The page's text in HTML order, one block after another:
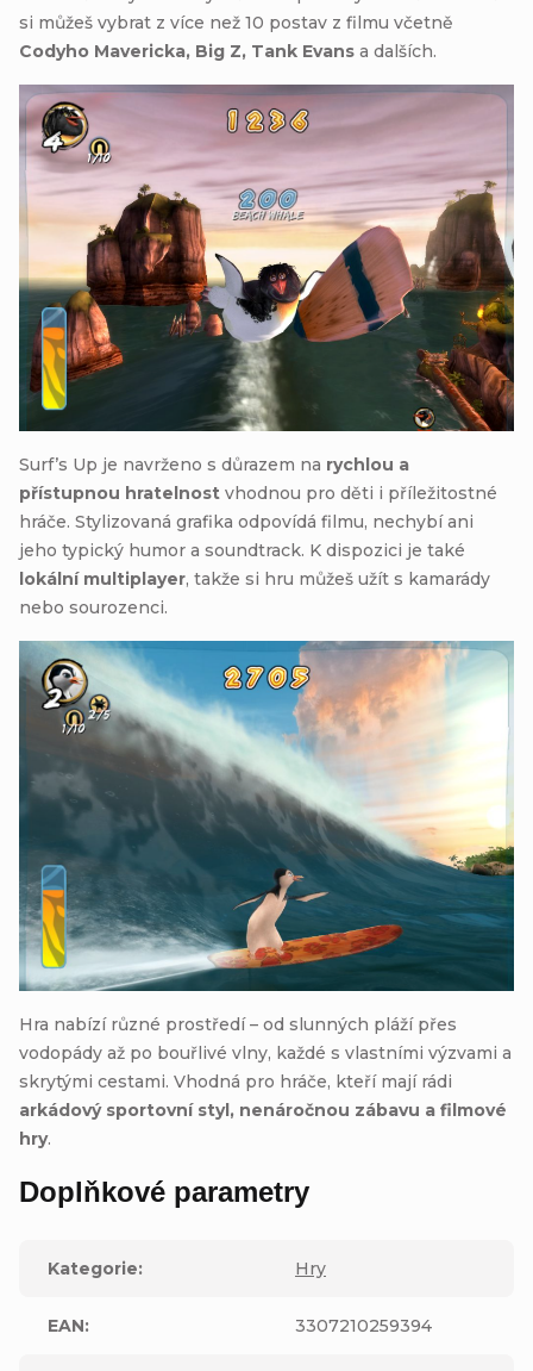
si můžeš vybrat z více než 10 postav z filmu včetně
Codyho Mavericka, Big Z, Tank Evans a dalších.
Surf’s Up je navrženo s důrazem na rychlou a
přístupnou hratelnost vhodnou pro děti i příležitostné
hráče. Stylizovaná grafika odpovídá filmu, nechybí ani
jeho typický humor a soundtrack. K dispozici je také
lokální multiplayer, takže si hru můžeš užít s kamarády
nebo sourozenci.
Hra nabízí různé prostředí – od slunných pláží přes
vodopády až po bouřlivé vlny, každé s vlastními výzvami a
skrytými cestami. Vhodná pro hráče, kteří mají rádi
arkádový sportovní styl, nenáročnou zábavu a filmové
hry.
Doplňkové parametry
Kategorie: Hry
EAN: 3307210259394